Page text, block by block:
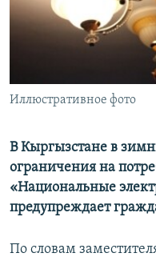
Иллюстративное фото
В Кыргызстане в
ограничения на
«Национальные
предупреждает
По словам